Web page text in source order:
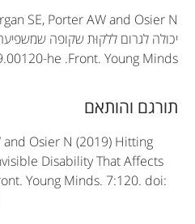
r
t
i
c
SE, Porter AW and Osier N
יכולה לגרום ללקוּת שקופה
Front. Young Minds
.
he
תורגם והותאם
and Osier N (2019) Hitting
Disability That Affects
Young Minds. 7:120. doi: